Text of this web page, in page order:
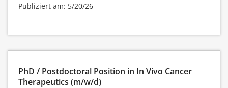
Publiziert am: 5/20/26
PhD / Postdoctoral Position in In Vivo Cancer
Therapeutics (m/w/d)